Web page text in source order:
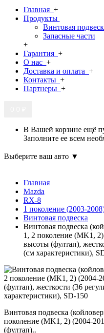
Главная +
Продукты
Винтовая
Запасные части
+
Гарантия +
О нас +
Доставка и оплата +
Контакты +
Партнеры +
В Вашей корзине ещё
Заполните ее всем
Выберите ваш авто ▼
Главная
Mazda
RX-8
1 поколение (2003-
Винтовая подвеска
Винтовая подвеска
1, 2 поколение (MK1,
высоты (фултап),
(см характеристики),
Винтовая подвеска
поколение (MK1, 2) (2004-
(фултап)..